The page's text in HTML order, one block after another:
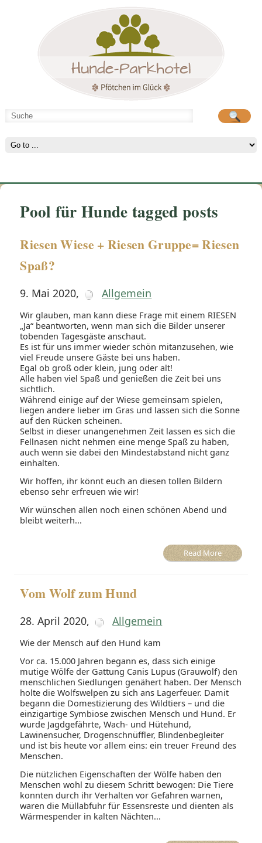
Hunde-Parkhotel
Pool für Hunde tagged posts
Riesen Wiese + Riesen Gruppe= Riesen
Spaß?
9. Mai 2020, Allgemein
Wir glauben, man kann diese Frage mit einem RIESEN
„Ja“ beantworten, wenn man sich die Bilder unserer
tobenden Tagesgäste anschaut.
Es ist für uns immer wieder schön mitanzusehen, wie
viel Freude unsere Gäste bei uns haben.
Egal ob groß oder klein, jung oder alt!
Alle haben viel Spaß und genießen die Zeit bei uns
sichtlich.
Während einige auf der Wiese gemeinsam spielen,
liegen andere lieber im Gras und lassen sich die Sonne
auf den Rücken scheinen.
Selbst in dieser unangenehmen Zeit lassen es sich die
Fellnasen nicht nehmen eine menge Spaß zu haben,
auch wenn sie dabei den Mindestabstand nicht ganz
einhalten.
Wir hoffen, ihr könnt euch an diesen tollen Bildern
ebenso sehr erfreuen wie wir!
Wir wünschen allen noch einen schönen Abend und
bleibt weiterh...
Read More
Vom Wolf zum Hund
28. April 2020, Allgemein
Wie der Mensch auf den Hund kam
Vor ca. 15.000 Jahren begann es, dass sich einige
mutige Wölfe der Gattung Canis Lupus (Grauwolf) den
menschlichen Siedlungen genähert haben. Der Mensch
holte die Wolfswelpen zu sich ans Lagerfeuer. Damit
begann die Domestizierung des Wildtiers – und die
einzigartige Symbiose zwischen Mensch und Hund. Er
wurde Jagdgefährte, Wach- und Hütehund,
Lawinensucher, Drogenschnüffler, Blindenbegleiter
und ist bis heute vor allem eins: ein treuer Freund des
Menschen.
Die nützlichen Eigenschaften der Wölfe haben den
Menschen wohl zu diesem Schritt bewogen: Die Tiere
konnten durch ihr Verhalten vor Gefahren warnen,
waren die Müllabfuhr für Essensreste und dienten als
Wärmespender in kalten Nächten...